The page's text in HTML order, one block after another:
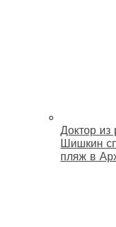
Доктор из
Шишкин
пляж в